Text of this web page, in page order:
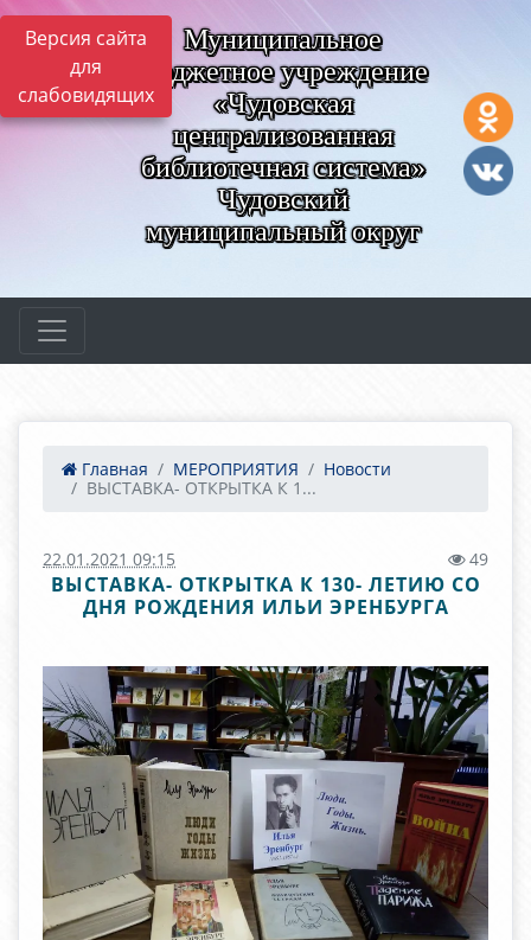
Версия сайта
для
слабовидящих
Муниципальное
бюджетное учреждение
«Чудовская
централизованная
библиотечная система»
Чудовский
муниципальный округ
Главная МЕРОПРИЯТИЯ
Новости
ВЫСТАВКА- ОТКРЫТКА К 1...
22.01.2021 09:15 49
ВЫСТАВКА- ОТКРЫТКА К 130- ЛЕТИЮ СО
ДНЯ РОЖДЕНИЯ ИЛЬИ ЭРЕНБУРГА